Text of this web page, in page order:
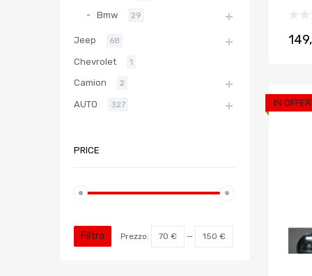
IN
Bmw 29
Jeep 68
Chevrolet 1
Camion 2
AUTO 327
PRICE
Filtro Prezzo: 70 € — 150 €